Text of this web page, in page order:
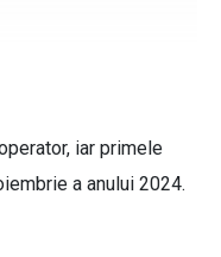
iar primele
a anului 2024.